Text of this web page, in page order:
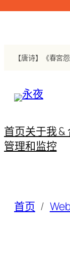
跳
首页关于我 &
管理和监控
首页